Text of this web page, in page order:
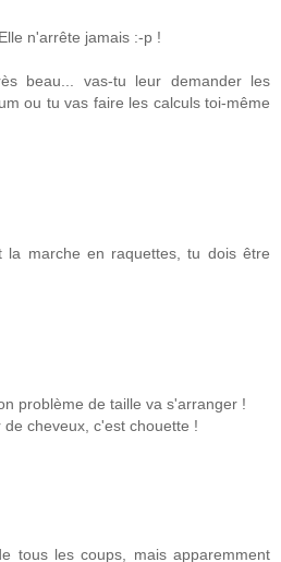
n'arrête jamais :-p !
beau... vas-tu leur demander les
ou tu vas faire les calculs toi-même
la marche en raquettes, tu dois être
problème de taille va s'arranger !
cheveux, c'est chouette !
tous les coups, mais apparemment